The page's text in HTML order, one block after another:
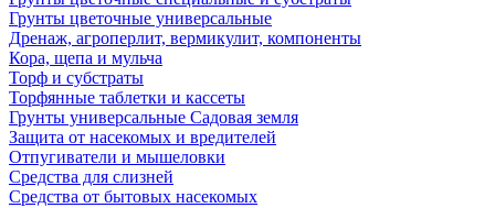
Грунты цветочные универсальные
Дренаж, агроперлит, вермикулит, компоненты
Кора, щепа и мульча
Торф и субстраты
Торфянные таблетки и кассеты
Грунты универсальные Садовая земля
Защита от насекомых и вредителей
Отпугиватели и мышеловки
Средства для слизней
Средства от бытовых насекомых